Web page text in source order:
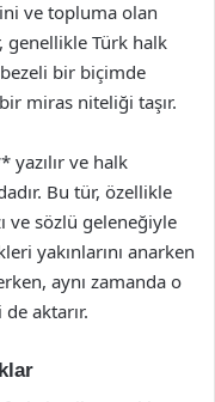
ve topluma olan
genellikle Türk halk
bir biçimde
miras niteliği taşır.
ve halk
Bu tür, özellikle
ve sözlü geleneğiyle
yakınlarını anarken
aynı zamanda o
aktarır.